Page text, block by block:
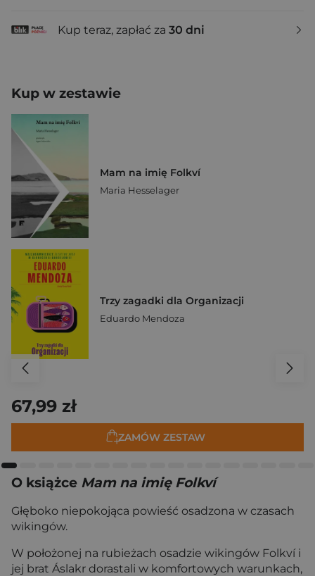
Kup teraz, zapłać za 30 dni
Kup w zestawie
Mam na imię Folkví
Maria Hesselager
Trzy zagadki dla Organizacji
Eduardo Mendoza
67,99 zł
ZAMÓW ZESTAW
O książce Mam na imię Folkví
Głęboko niepokojąca powieść osadzona w czasach
wikingów.
W położonej na rubieżach osadzie wikingów Folkví i
jej brat Áslakr dorastali w komfortowych warunkach,